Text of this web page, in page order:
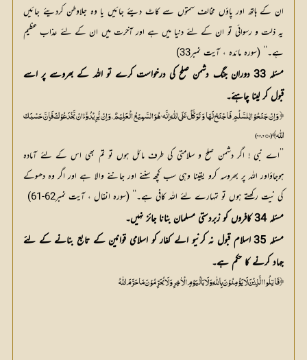
ان کے ہاتھ اور پاؤں مخالف سمتوں سے کاٹ دیئے جائیں یا وہ جلاوطن کردیئے جائیں
یہ ذلت و رسوائی تو ان کے لئے دنیا میں ہے اور آخرت میں ان کے لئے عذاب عظیم
ہے۔‘‘ (سورہ مائدہ ، آیت نمبر33)
مسئلہ 33 دوران جنگ دشمن صلح کی درخواست کرے تو اللہ کے بھروسے پر اسے
قبول کر لینا چاہئے۔
﴿ وَ اِنْ جَنَحُوْا لِلسَّلْمِ فَاجْنَحْ لَہَا وَ تَوَکَّلْ عَلَی اللّٰہِ اِنَّہ‘ ہُوَ السَّمِیْعُ الْعَلِیْمٌ، وَ اِنْ یُّرِیْدُوْٓا َانْ یَّخْدَعُوْکَ فَاِنَّ حَسْبَکَ
اللّٰہ﴾(8: 61، 62)
’’اے نبی ! اگر دشمن صلح و سلامتی کی طرف مائل ہوں تو تم بھی اس کے لئے آمادہ
ہوجاؤاور اللہ پر بھروسہ کرو یقینا وہی سب کچھ سننے اور جاننے والا ہے اور اگر وہ دھوکے
کی نیت رکھتے ہوں تو تمہارے لئے اللہ کافی ہے۔‘‘ (سورہ انفال ، آیت نمبر62-61)
مسئلہ 34 کافروں کو زبردستی مسلمان بنانا جائز نہیں۔
مسئلہ 35 اسلام قبول نہ کرنیو الے کفار کو اسلامی قوانین کے تابع بنانے کے لئے
جہاد کرنے کا حکم ہے۔
﴿ قَاتِلُوا الَّذِیْنَ لَا یَؤْمِنُوْنَ بِاللّٰہِ وَ لَا بَالْیَوْمِ الْاٰخِرِ وَ لَا یُحَرِّمُوْنَ مَا حَرَّمَ اللّٰہُ